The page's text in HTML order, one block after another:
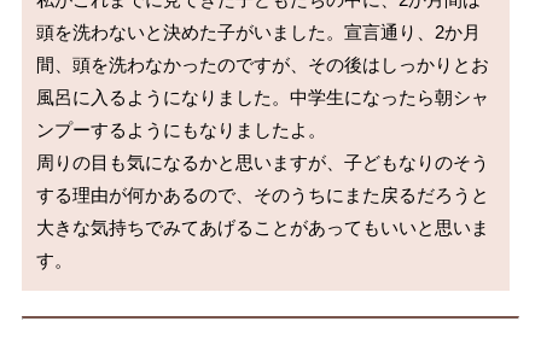
頭を洗わないと決めた子がいました。宣言通り、2か月
間、頭を洗わなかったのですが、その後はしっかりとお
風呂に入るようになりました。中学生になったら朝シャ
ンプーするようにもなりましたよ。
周りの目も気になるかと思いますが、子どもなりのそう
する理由が何かあるので、そのうちにまた戻るだろうと
大きな気持ちでみてあげることがあってもいいと思いま